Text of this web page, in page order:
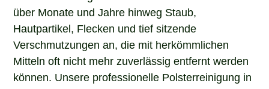
über Monate und Jahre hinweg Staub,
Hautpartikel, Flecken und tief sitzende
Verschmutzungen an, die mit herkömmlichen
Mitteln oft nicht mehr zuverlässig entfernt werden
können. Unsere professionelle Polsterreinigung in